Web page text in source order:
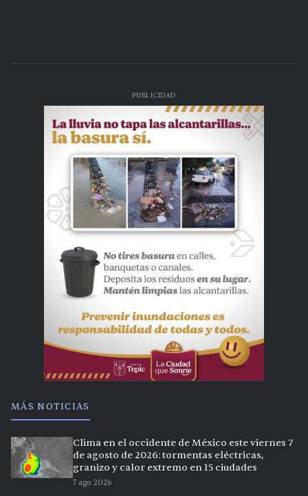
PUBLICIDAD
MÁS NOTICIAS
Clima en el occidente de México este viernes 7
de agosto de 2026: tormentas eléctricas,
granizo y calor extremo en 15 ciudades
7 ago 2026